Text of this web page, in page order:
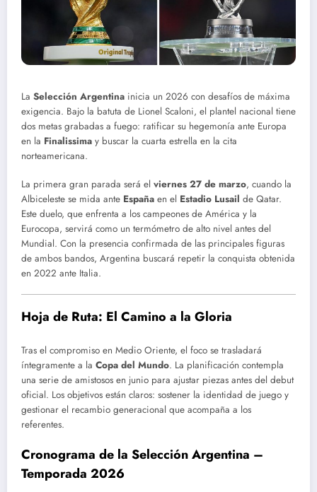
La Selección Argentina inicia un 2026 con desafíos de máxima
exigencia. Bajo la batuta de Lionel Scaloni, el plantel nacional tiene
dos metas grabadas a fuego: ratificar su hegemonía ante Europa
en la Finalissima y buscar la cuarta estrella en la cita
norteamericana.
La primera gran parada será el viernes 27 de marzo, cuando la
Albiceleste se mida ante España en el Estadio Lusail de Qatar.
Este duelo, que enfrenta a los campeones de América y la
Eurocopa, servirá como un termómetro de alto nivel antes del
Mundial. Con la presencia confirmada de las principales figuras
de ambos bandos, Argentina buscará repetir la conquista obtenida
en 2022 ante Italia.
Hoja de Ruta: El Camino a la Gloria
Tras el compromiso en Medio Oriente, el foco se trasladará
íntegramente a la Copa del Mundo. La planificación contempla
una serie de amistosos en junio para ajustar piezas antes del debut
oficial. Los objetivos están claros: sostener la identidad de juego y
gestionar el recambio generacional que acompaña a los
referentes.
Cronograma de la Selección Argentina –
Temporada 2026